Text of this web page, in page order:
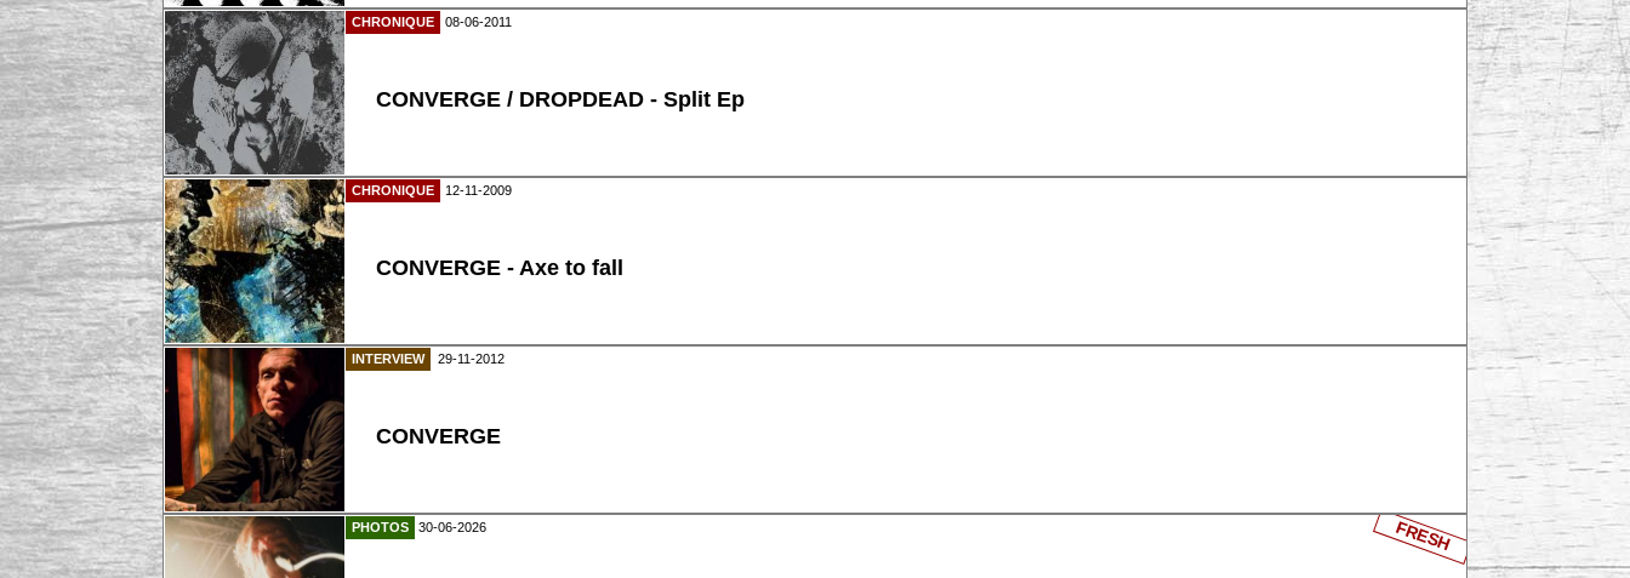
CHRONIQUE 08-06-2011
CONVERGE / DROPDEAD - Split Ep
CHRONIQUE 12-11-2009
CONVERGE - Axe to fall
INTERVIEW 29-11-2012
CONVERGE
PHOTOS 30-06-2026 FRESH